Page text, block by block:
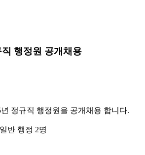
행정원 공개채용
정규직 행정원을 공개채용 합니다.
반 행정 2명